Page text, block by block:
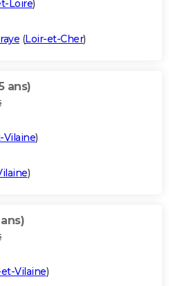
Loire)
(Loir-et-Cher)
ans)
Vilaine)
)
Vilaine)